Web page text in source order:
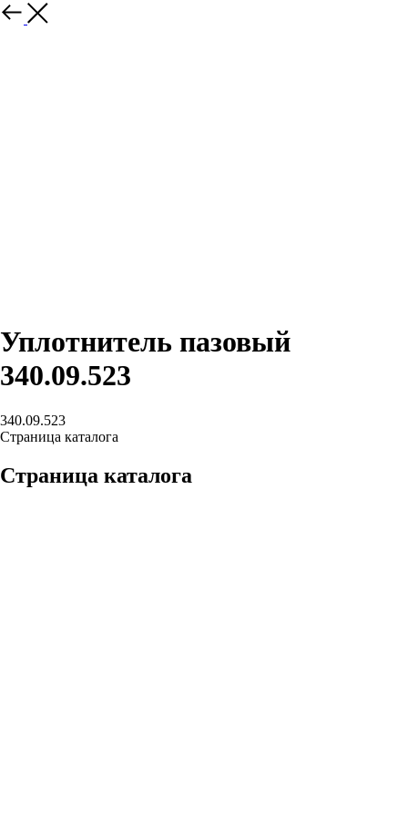
Назад
Уплотнитель пазовый
340.09.523
340.09.523
Страница каталога
Страница каталога